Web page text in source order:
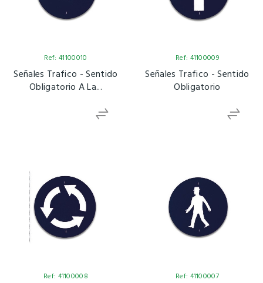
Ref: 41100010
Señales Trafico - Sentido
Obligatorio A La...
Ref: 41100009
Señales Trafico - Sentido
Obligatorio
Ref: 41100008 Ref: 41100007